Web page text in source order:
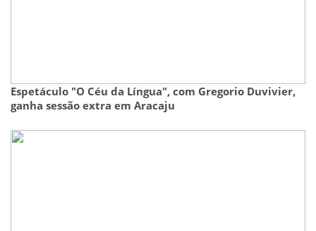
Espetáculo "O Céu da Língua", com Gregorio Duvivier,
ganha sessão extra em Aracaju